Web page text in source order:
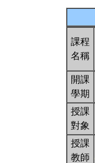
課程
名稱
開課
學期
授課
對象
授課
教師